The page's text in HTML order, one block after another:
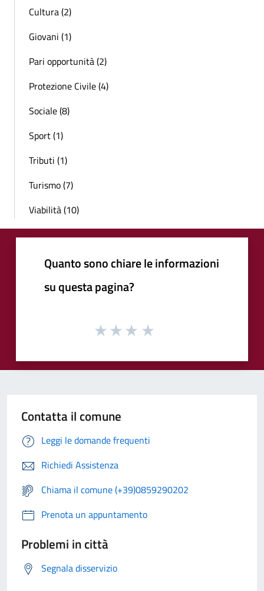
Cultura (2)
Giovani (1)
Pari opportunità (2)
Protezione Civile (4)
Sociale (8)
Sport (1)
Tributi (1)
Turismo (7)
Viabilità (10)
Quanto sono chiare le informazioni
su questa pagina?
Contatta il comune
Leggi le domande frequenti
Richiedi Assistenza
Chiama il comune (+39)0859290202
Prenota un appuntamento
Problemi in città
Segnala disservizio